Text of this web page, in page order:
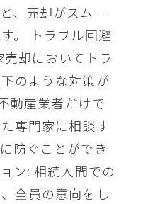
、売却がスムー
。 トラブル回避
却においてトラ
のような対策が
動産業者だけで
専門家に相談す
防ぐことができ
ン: 相続人間での
全員の意向をし